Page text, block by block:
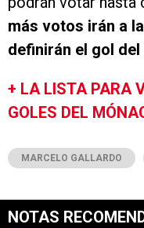
más votos irán a
definirán el gol
+ LA LISTA PARA
GOLES DEL
MARCELO GALLARDO
NOTAS